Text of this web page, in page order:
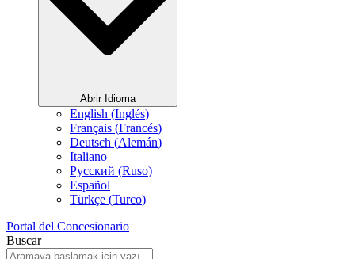
Abrir Idioma
English (Inglés)
Français (Francés)
Deutsch (Alemán)
Italiano
Русский (Ruso)
Español
Türkçe (Turco)
Portal del Concesionario
Buscar